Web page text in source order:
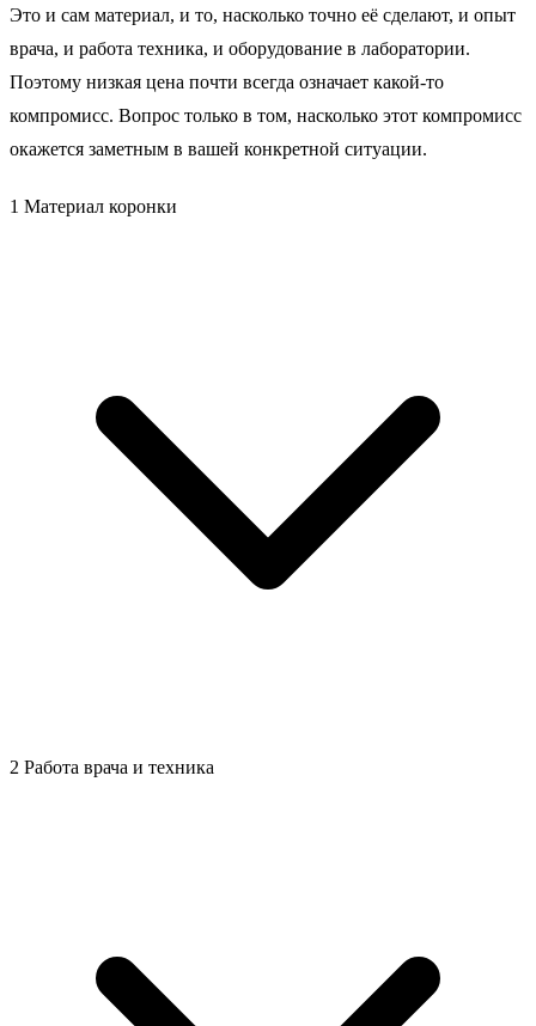
Это и сам материал, и то, насколько точно её сделают, и опыт
врача, и работа техника, и оборудование в лаборатории.
Поэтому низкая цена почти всегда означает какой-то
компромисс. Вопрос только в том, насколько этот компромисс
окажется заметным в вашей конкретной ситуации.
1 Материал коронки
2 Работа врача и техника